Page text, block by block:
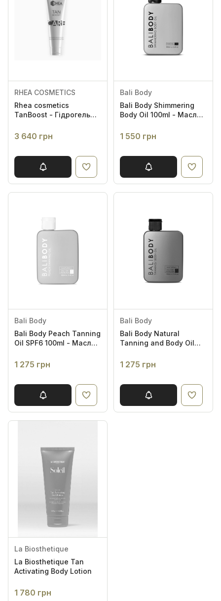
RHEA COSMETICS
Rhea cosmetics
TanBoost - Гідрогель
засмаги обличчя та
3 640 грн
Bali Body
Bali Body Shimmering
Body Oil 100ml - Масло з
1 550 грн
Bali Body
Bali Body Peach Tanning
Oil SPF6 100ml - Масло
екстрактом персика
1 275 грн
Bali Body
Bali Body Natural
Tanning and Body Oil
Універсальне масло
для засмаги з кокосом
1 275 грн
La Biosthetique
La Biosthetique Tan
Activating Body Lotion
1 780 грн